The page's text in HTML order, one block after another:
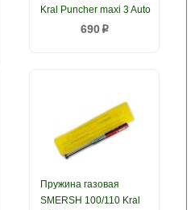
Kral Puncher maxi 3 Auto
690p
Пружина газовая
SMERSH 100/110 Kral